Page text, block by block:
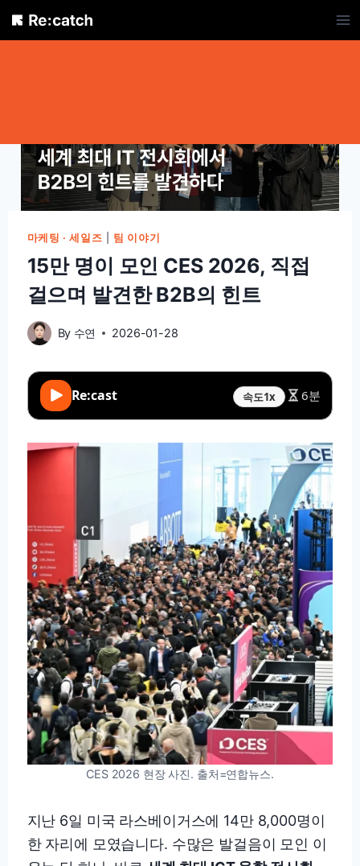
Skip
마케팅 · 세일즈 팀 이야기
15만 명이 모인 CES 2026, 직접
걸으며 발견한 B2B의 힌트
By 수연 2026-01-28
Re:cast 속도1x 6분
CES 2026 현장 사진. 출처=연합뉴스.
지난 6일 미국 라스베이거스에 14만 8,000명이
한 자리에 모였습니다. 수많은 발걸음이 모인 이